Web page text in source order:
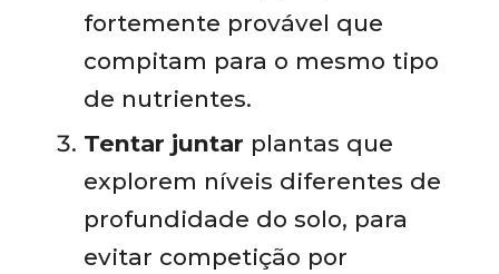
fortemente provável que
compitam para o mesmo tipo
de nutrientes.
Tentar juntar plantas que
explorem níveis diferentes de
profundidade do solo, para
evitar competição por